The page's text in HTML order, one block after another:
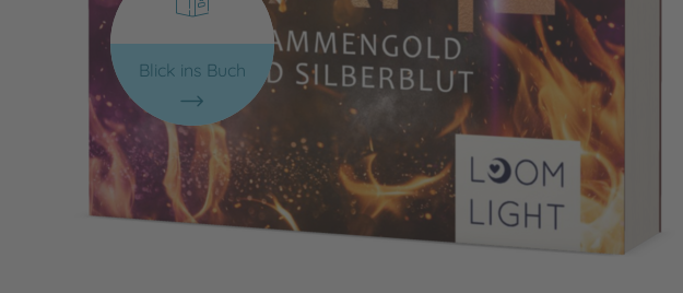
Blick ins Buch